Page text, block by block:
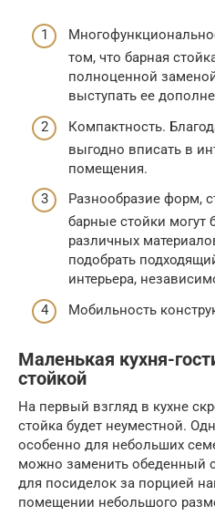
том, что барная
полноценной
выступать ее
Компактность.
выгодно вписать в
помещения.
Разнообразие форм,
барные стойки
различных
подобрать
интерьера,
Мобильность
Маленькая кухня-
стойкой
На первый взгляд в кухне
стойка будет неуместной.
особенно для небольших
можно заменить обеденный
для посиделок за порцией
помещении небольшого